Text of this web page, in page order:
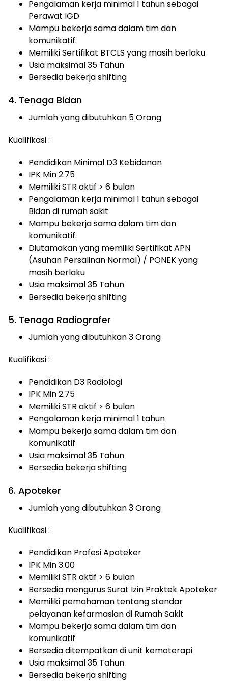
Pengalaman kerja minimal 1 tahun sebagai
Perawat IGD
Mampu bekerja sama dalam tim dan
komunikatif.
Memiliki Sertifikat BTCLS yang masih berlaku
Usia maksimal 35 Tahun
Bersedia bekerja shifting
4. Tenaga Bidan
Jumlah yang dibutuhkan 5 Orang
Kualifikasi :
Pendidikan Minimal D3 Kebidanan
IPK Min 2.75
Memiliki STR aktif > 6 bulan
Pengalaman kerja minimal 1 tahun sebagai
Bidan di rumah sakit
Mampu bekerja sama dalam tim dan
komunikatif.
Diutamakan yang memiliki Sertifikat APN
(Asuhan Persalinan Normal) / PONEK yang
masih berlaku
Usia maksimal 35 Tahun
Bersedia bekerja shifting
5. Tenaga Radiografer
Jumlah yang dibutuhkan 3 Orang
Kualifikasi :
Pendidikan D3 Radiologi
IPK Min 2.75
Memiliki STR aktif > 6 bulan
Pengalaman kerja minimal 1 tahun
Mampu bekerja sama dalam tim dan
komunikatif
Usia maksimal 35 Tahun
Bersedia bekerja shifting
6. Apoteker
Jumlah yang dibutuhkan 3 Orang
Kualifikasi :
Pendidikan Profesi Apoteker
IPK Min 3.00
Memiliki STR aktif > 6 bulan
Bersedia mengurus Surat Izin Praktek Apoteker
Memiliki pemahaman tentang standar
pelayanan kefarmasian di Rumah Sakit
Mampu bekerja sama dalam tim dan
komunikatif
Bersedia ditempatkan di unit kemoterapi
Usia maksimal 35 Tahun
Bersedia bekerja shifting